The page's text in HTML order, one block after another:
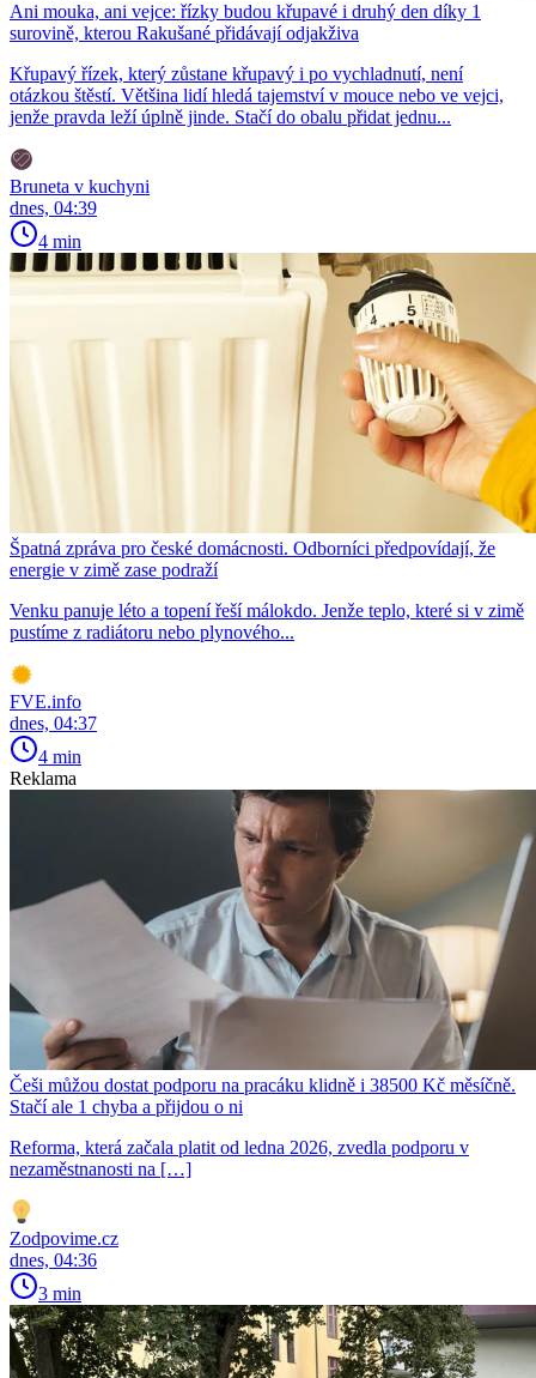
Ani mouka, ani vejce: řízky budou křupavé i druhý den díky 1
surovině, kterou Rakušané přidávají odjakživa
Křupavý řízek, který zůstane křupavý i po vychladnutí, není
otázkou štěstí. Většina lidí hledá tajemství v mouce nebo ve vejci,
jenže pravda leží úplně jinde. Stačí do obalu přidat jednu...
Bruneta v kuchyni
dnes, 04:39
4 min
Špatná zpráva pro české domácnosti. Odborníci předpovídají, že
energie v zimě zase podraží
Venku panuje léto a topení řeší málokdo. Jenže teplo, které si v zimě
pustíme z radiátoru nebo plynového...
FVE.info
dnes, 04:37
4 min
Reklama
Češi můžou dostat podporu na pracáku klidně i 38500 Kč měsíčně.
Stačí ale 1 chyba a přijdou o ni
Reforma, která začala platit od ledna 2026, zvedla podporu v
nezaměstnanosti na […]
Zodpovime.cz
dnes, 04:36
3 min